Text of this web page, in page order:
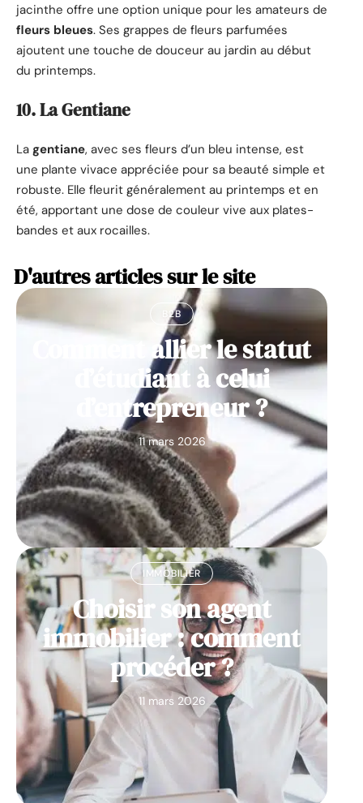
jacinthe offre une option unique pour les amateurs de
fleurs bleues. Ses grappes de fleurs parfumées
ajoutent une touche de douceur au jardin au début
du printemps.
10. La Gentiane
La gentiane, avec ses fleurs d’un bleu intense, est
une plante vivace appréciée pour sa beauté simple et
robuste. Elle fleurit généralement au printemps et en
été, apportant une dose de couleur vive aux plates-
bandes et aux rocailles.
D'autres articles sur le site
B2B
Comment allier le statut
d’étudiant à celui
d’entrepreneur ?
11 mars 2026
IMMOBILIER
Choisir son agent
immobilier : comment
procéder ?
11 mars 2026